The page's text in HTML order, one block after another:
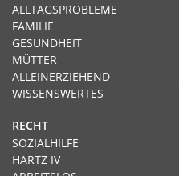
ALLTAGSPROBLEME
FAMILIE
GESUNDHEIT
MÜTTER
ALLEINERZIEHEND
WISSENSWERTES
RECHT
SOZIALHILFE
HARTZ IV